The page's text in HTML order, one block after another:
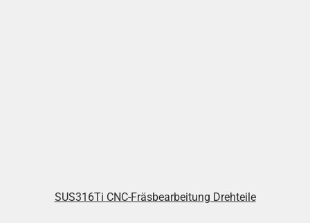
SUS316Ti CNC-Fräsbearbeitung Drehteile